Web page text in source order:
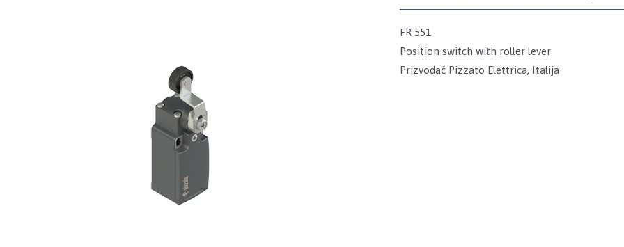
FR 551
Position switch with roller lever
Prizvođač Pizzato Elettrica, Italija